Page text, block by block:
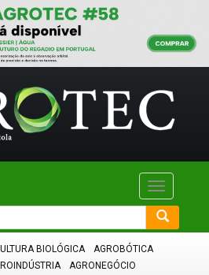
Toggle
BIOLÓGICA
AGROBÓTICA
AGRONEGÓCIO